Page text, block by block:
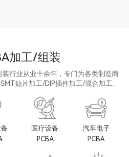
加工/组装
装行业从业十余年，专门为各类制造商
贴片加工/DIP插件加工/混合加工、
医疗设备
PCBA
汽车电子
PCBA